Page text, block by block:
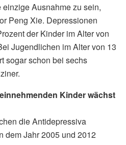
Ausnahme zu sein,
Peng Xie. Depressionen
der Kinder im Alter von
Jugendlichen im Alter von 13
sogar schon bei sechs
Kinder wächst
die Antidepressiva
dem Jahr 2005 und 2012